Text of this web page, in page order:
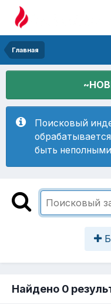
Главная
Поисковый
быть
Найдено 0